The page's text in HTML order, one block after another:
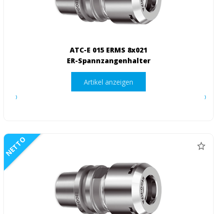
ATC-E 015 ERMS 8x021
ER-Spannzangenhalter
Artikel anzeigen
NETTO